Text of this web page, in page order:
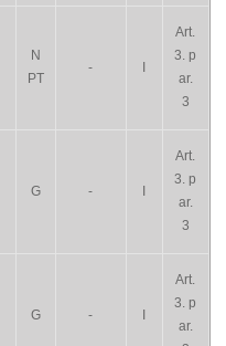
N
PT
-
Art.
3. p
ar.
3
G -
Art.
3. p
ar.
3
G -
Art.
3. p
ar.